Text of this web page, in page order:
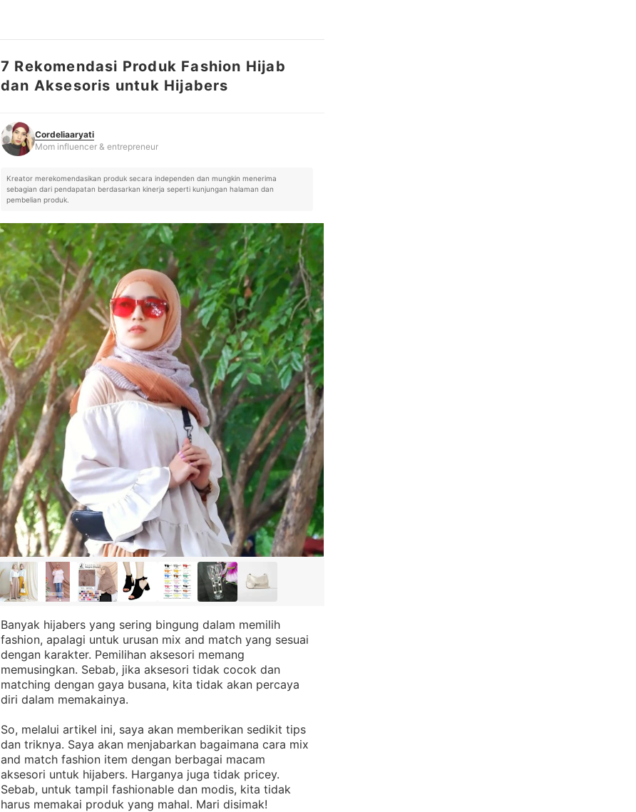
Cordeliaaryati
7 Rekomendasi Produk Fashion Hijab
dan Aksesoris untuk Hijabers
Cordeliaaryati
Mom influencer & entrepreneur
Kreator merekomendasikan produk secara independen dan mungkin menerima
sebagian dari pendapatan berdasarkan kinerja seperti kunjungan halaman dan
pembelian produk.
Banyak hijabers yang sering bingung dalam memilih
fashion, apalagi untuk urusan mix and match yang sesuai
dengan karakter. Pemilihan aksesori memang
memusingkan. Sebab, jika aksesori tidak cocok dan
matching dengan gaya busana, kita tidak akan percaya
diri dalam memakainya.
So, melalui artikel ini, saya akan memberikan sedikit tips
dan triknya. Saya akan menjabarkan bagaimana cara mix
and match fashion item dengan berbagai macam
aksesori untuk hijabers. Harganya juga tidak pricey.
Sebab, untuk tampil fashionable dan modis, kita tidak
harus memakai produk yang mahal. Mari disimak!